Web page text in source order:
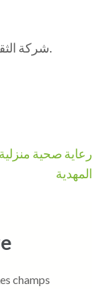
شركة الثقة للخدمات العامّة — رعاية تستحق اسمها.
رعاية صحية
المهدية
champs